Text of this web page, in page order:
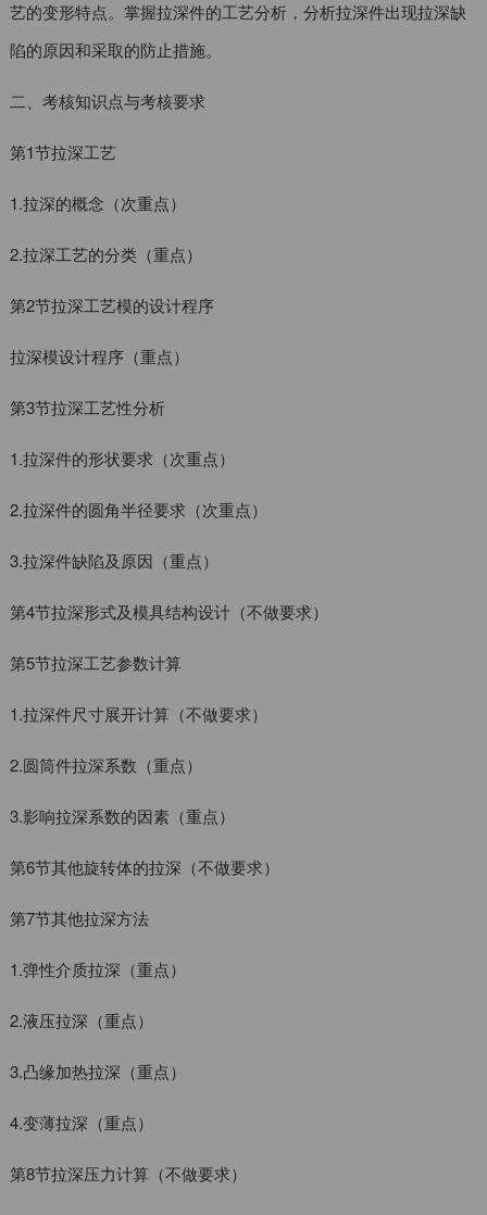
艺的变形特点。掌握拉深件的工艺分析，分析拉深件出现拉深缺
陷的原因和采取的防止措施。
二、考核知识点与考核要求
第1节拉深工艺
1.拉深的概念（次重点）
2.拉深工艺的分类（重点）
第2节拉深工艺模的设计程序
拉深模设计程序（重点）
第3节拉深工艺性分析
1.拉深件的形状要求（次重点）
2.拉深件的圆角半径要求（次重点）
3.拉深件缺陷及原因（重点）
第4节拉深形式及模具结构设计（不做要求）
第5节拉深工艺参数计算
1.拉深件尺寸展开计算（不做要求）
2.圆筒件拉深系数（重点）
3.影响拉深系数的因素（重点）
第6节其他旋转体的拉深（不做要求）
第7节其他拉深方法
1.弹性介质拉深（重点）
2.液压拉深（重点）
3.凸缘加热拉深（重点）
4.变薄拉深（重点）
第8节拉深压力计算（不做要求）